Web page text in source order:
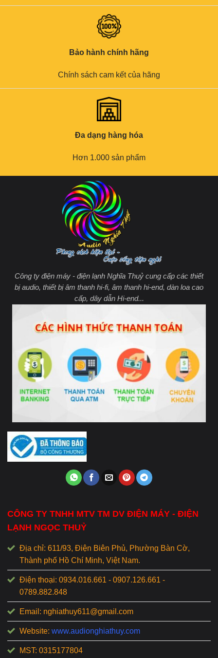
Bảo hành chính hãng
Chính sách cam kết của hãng
Đa dạng hàng hóa
Hơn 1.000 sản phẩm
Công ty điện máy - điện lạnh Nghĩa Thuỷ cung cấp các thiết
bị audio, thiết bị âm thanh hi-fi, âm thanh hi-end, dàn loa cao
cấp, dây dẫn Hi-end...
CÔNG TY TNHH MTV TM DV ĐIỆN MÁY - ĐIỆN
LẠNH NGỌC THUỶ
Địa chỉ: 611/93, Điện Biên Phủ, Phường Bàn Cờ,
Thành phố Hồ Chí Minh, Việt Nam.
Điện thoại: 0934.016.661 - 0907.126.661 -
0789.882.848
Email: nghiathuy611@gmail.com
Website: www.audionghiathuy.com
MST: 0315177804